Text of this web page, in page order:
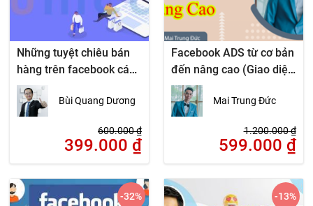
Những tuyệt chiêu bán
hàng trên facebook cá
nhân
Bùi Quang Dương
600.000₫
399.000 ₫
Facebook ADS từ cơ bản
đến nâng cao (Giao diện
mới nhất)
Mai Trung Đức
1.200.000₫
599.000 ₫
-32% -13%